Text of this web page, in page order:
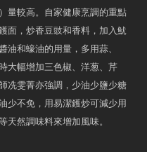
量較高。自家健康烹調的重點
面，炒香豆豉和香料，加入魷
油和蠔油的用量，多用蒜、
大幅增加三色椒、洋葱、芹
冼雯菁亦強調，少油少鹽少糖
少不免，用易潔鑊炒可減少用
天然調味料來增加風味。